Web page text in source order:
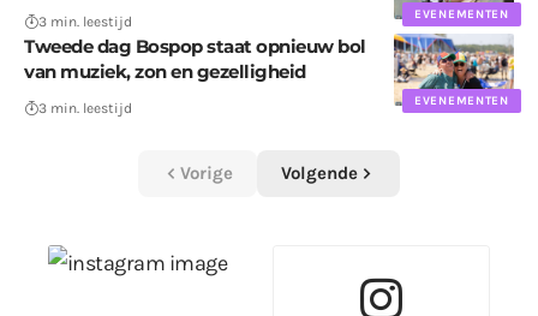
EVENEMENTEN
3 min. leestijd
EVENEMENTEN
Tweede dag Bospop staat opnieuw bol
van muziek, zon en gezelligheid
3 min. leestijd
Vorige Volgende